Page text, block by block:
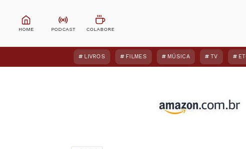
LIVROS FILMES MÚSICA TV